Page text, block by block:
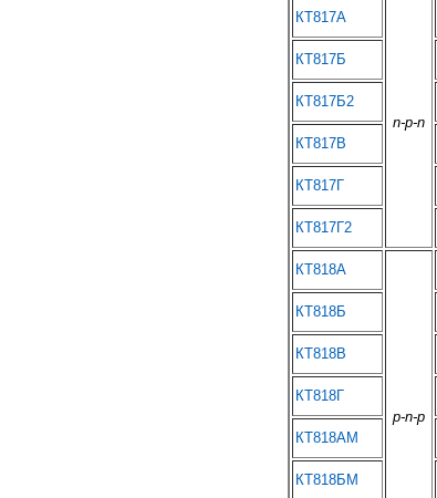
КТ817А
n-p-n
КТ817Б
КТ817Б2
КТ817В
КТ817Г
КТ817Г2
КТ818А
p-n-p
КТ818Б
КТ818В
КТ818Г
КТ818АМ
КТ818БМ